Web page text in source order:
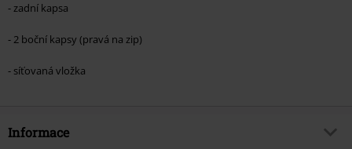
- zadní kapsa
- 2 boční kapsy (pravá na zip)
- síťovaná vložka
Informace